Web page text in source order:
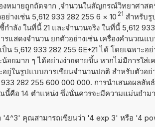
งหมายถูกถัดจาก ,จำนวนในสัญกรณ์วิทยาศาส
ย่างเช่น 5,612 933 282 255 6 × 10 21 สำหรับรู
กำลัง ในที่นี้ 21 และจำนวนจริง ในที่นี้ 5,612
รแสดงจำนวน ยกตัวอย่างเช่น เครื่องคำนวณแ
น 5,612 933 282 255 6E+21 ได้ โดยเฉพาะอ
อยมาก ๆ ได้อย่างง่ายดายขึ้น หากไม่มีการใส่
ยู่ในรูปแบบการเขียนจำนวนปกติ สำหรับตัวอย่
282 255 600 000 000. การนำเสนอผลลั
นี้คือ 14 ตำแหน่ง ซึ่งนั่นควรจะมีความแม่นยำม
'4^3' คุณสามารถเขียนว่า '4 exp 3' หรือ '4